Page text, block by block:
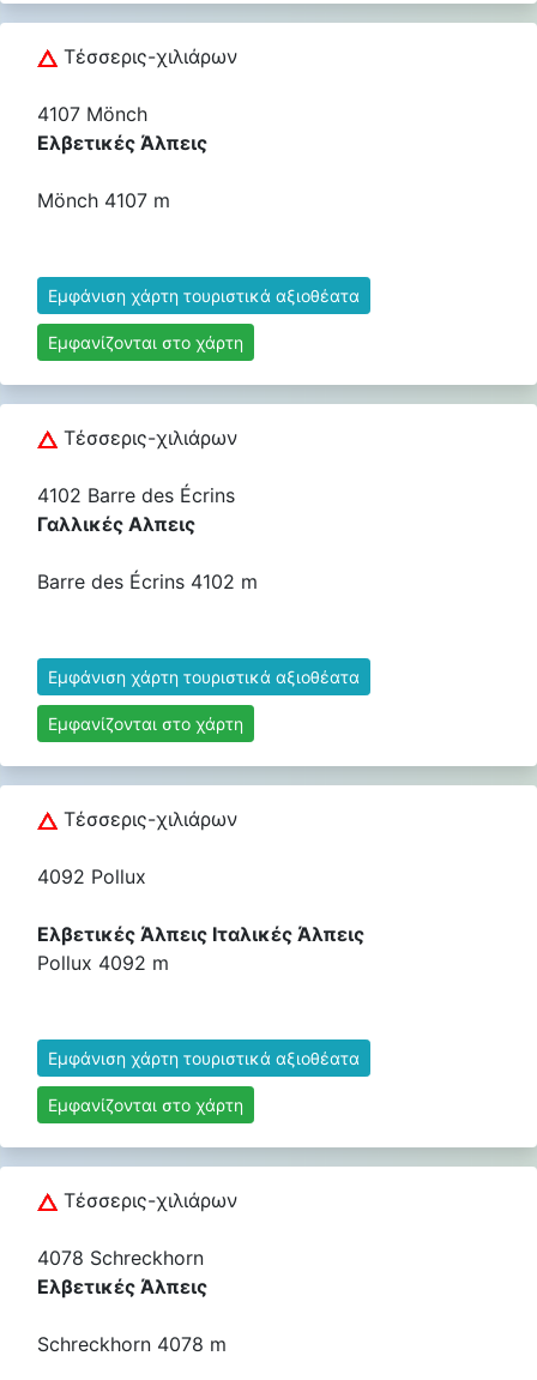
Τέσσερις-χιλιάρων
4107 Mönch
Ελβετικές Άλπεις
Mönch 4107 m
Εμφάνιση χάρτη τουριστικά αξιοθέατα
Εμφανίζονται στο χάρτη
Τέσσερις-χιλιάρων
4102 Barre des Écrins
Γαλλικές Αλπεις
Barre des Écrins 4102 m
Εμφάνιση χάρτη τουριστικά αξιοθέατα
Εμφανίζονται στο χάρτη
Τέσσερις-χιλιάρων
4092 Pollux
Ελβετικές Άλπεις Ιταλικές Άλπεις
Pollux 4092 m
Εμφάνιση χάρτη τουριστικά αξιοθέατα
Εμφανίζονται στο χάρτη
Τέσσερις-χιλιάρων
4078 Schreckhorn
Ελβετικές Άλπεις
Schreckhorn 4078 m